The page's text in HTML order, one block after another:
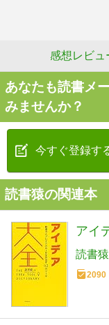
感想レビュ
あなたも読書メ
みませんか？
今すぐ登録す
読書猿の関連本
アイ
読書猿
2090